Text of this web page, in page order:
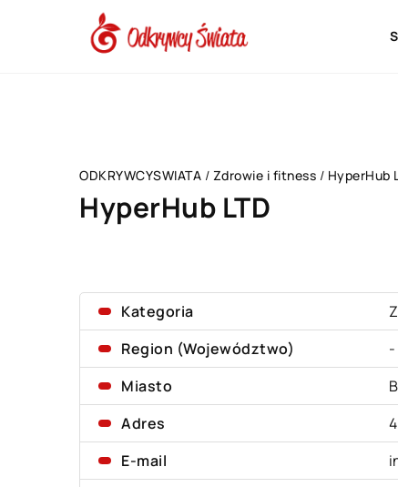
ODKRYWCYSWIATA / Zdrowie i fitness / HyperHub
HyperHub LTD
Kategoria
Region (Województwo)
-
Miasto
Adres
E-mail